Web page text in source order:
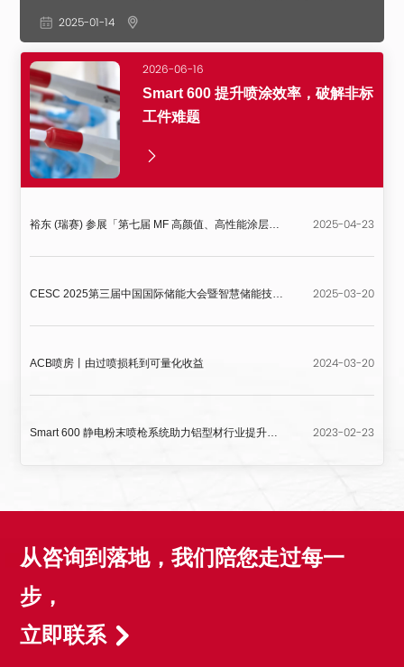
2025-01-14
2026-06-16
Smart 600 提升喷涂效率，破解非标
工件难题
裕东 (瑞赛) 参展「第七届 MF 高颜值、高性能涂层峰会」 2025-04-23
CESC 2025第三届中国国际储能大会暨智慧储能技术及应用展览会 2025-03-20
ACB喷房丨由过喷损耗到可量化收益 2024-03-20
Smart 600 静电粉末喷枪系统助力铝型材行业提升喷涂效率与品质 2023-02-23
从咨询到落地，我们陪您走过每一
步，
立即联系